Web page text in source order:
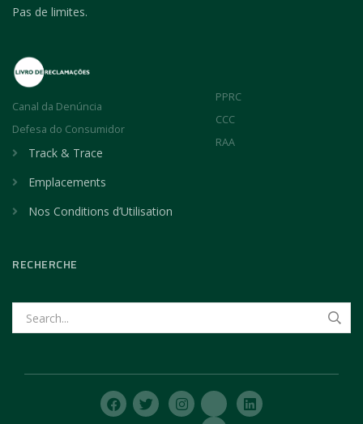
Pas de limites.
Canal da Denúncia
Defesa do Consumidor
PPRC
CCC
RAA
Track & Trace
Emplacements
Nos Conditions d’Utilisation
RECHERCHE